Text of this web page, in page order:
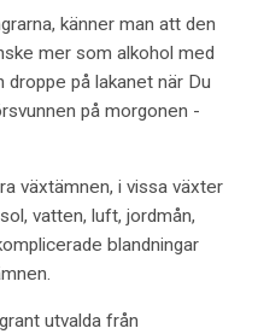
känner man att den
mer som alkohol med
droppe på lakanet när Du
på morgonen -
växtämnen, i vissa växter
vatten, luft, jordmån,
blandningar
utvalda från